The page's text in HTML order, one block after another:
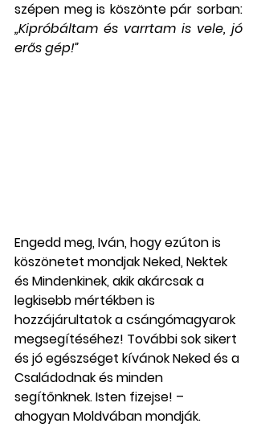
„Kipróbáltam és varrtam is vele, jó
erős gép!”
Engedd meg, Iván, hogy ezúton is
köszönetet mondjak Neked, Nektek
és Mindenkinek, akik akárcsak a
legkisebb mértékben is
hozzájárultatok a csángómagyarok
megsegítéséhez! További sok sikert
és jó egészséget kívánok Neked és a
Családodnak és minden
segítőnknek. Isten fizejse! –
ahogyan Moldvában mondják.